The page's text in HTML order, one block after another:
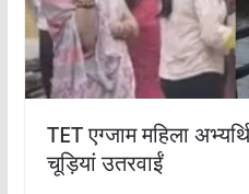
TET एग्जाम महिला
चूड़ियां उतरवाईं